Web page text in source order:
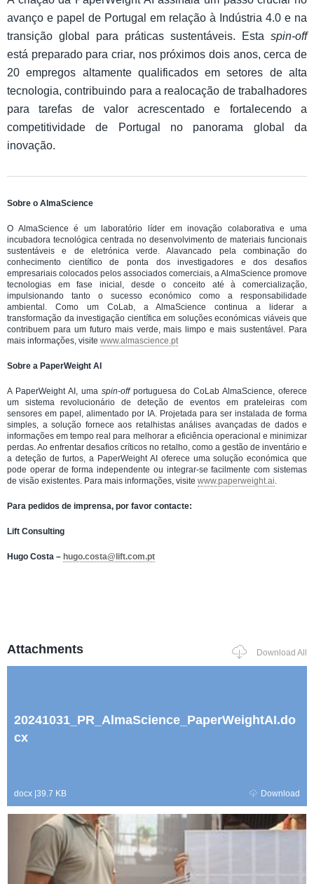
avanço e papel de Portugal em relação à Indústria 4.0 e na
transição global para práticas sustentáveis. Esta spin-off
está preparado para criar, nos próximos dois anos, cerca de
20 empregos altamente qualificados em setores de alta
tecnologia, contribuindo para a realocação de trabalhadores
para tarefas de valor acrescentado e fortalecendo a
competitividade de Portugal no panorama global da
inovação.
Sobre o AlmaScience
O AlmaScience é um laboratório líder em inovação colaborativa e uma
incubadora tecnológica centrada no desenvolvimento de materiais funcionais
sustentáveis e de eletrónica verde. Alavancado pela combinação do
conhecimento científico de ponta dos investigadores e dos desafios
empresariais colocados pelos associados comerciais, a AlmaScience promove
tecnologias em fase inicial, desde o conceito até à comercialização,
impulsionando tanto o sucesso económico como a responsabilidade
ambiental. Como um CoLab, a AlmaScience continua a liderar a
transformação da investigação científica em soluções económicas viáveis que
contribuem para um futuro mais verde, mais limpo e mais sustentável. Para
mais informações, visite www.almascience.pt
Sobre a PaperWeight AI
A PaperWeight AI, uma spin-offportuguesa do CoLab AlmaScience, oferece
um sistema revolucionário de deteção de eventos em prateleiras com
sensores em papel, alimentado por IA. Projetada para ser instalada de forma
simples, a solução fornece aos retalhistas análises avançadas de dados e
informações em tempo real para melhorar a eficiência operacional e minimizar
perdas. Ao enfrentar desafios críticos no retalho, como a gestão de inventário e
a deteção de furtos, a PaperWeight AI oferece uma solução económica que
pode operar de forma independente ou integrar-se facilmente com sistemas
de visão existentes. Para mais informações, visite www.paperweight.ai.
Para pedidos de imprensa, por favor contacte:
Lift Consulting
Hugo Costa – hugo.costa@lift.com.pt
Attachments Download All
20241031_PR_AlmaScience_PaperWeightAI.do
cx
docx 39.7 KB Download